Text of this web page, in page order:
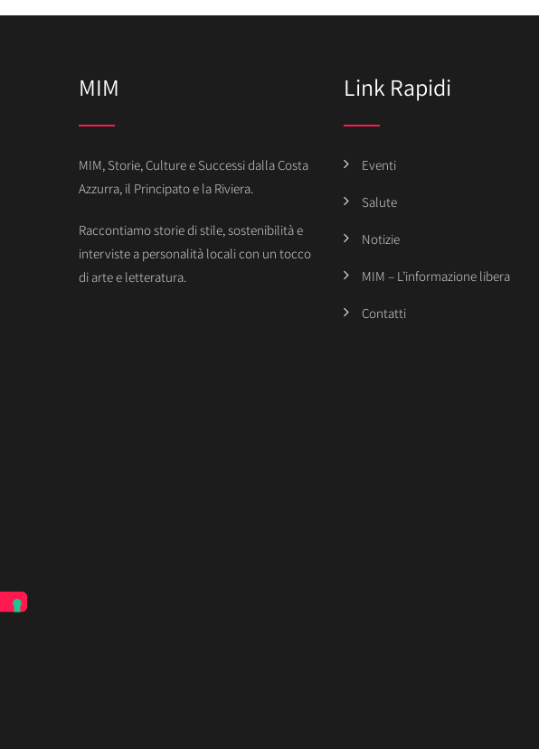
MIM
MIM, Storie, Culture e Successi dalla Costa
Azzurra, il Principato e la Riviera.
Raccontiamo storie di stile, sostenibilità e
interviste a personalità locali con un tocco
di arte e letteratura.
Link Rapidi
Eventi
Salute
Notizie
MIM – L’informazione libera
Contatti